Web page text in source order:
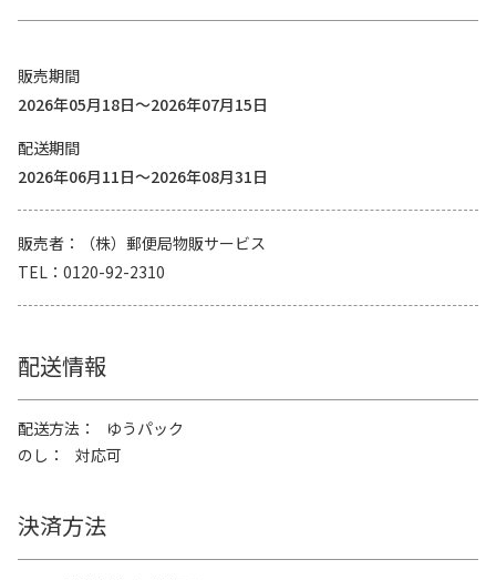
販売期間
2026年05月18日～2026年07月15日
配送期間
2026年06月11日～2026年08月31日
販売者
（株）郵便局物販サービス
TEL
0120-92-2310
配送情報
配送方法
ゆうパック
のし
対応可
決済方法